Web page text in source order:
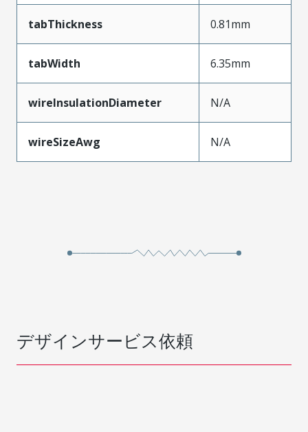
tabThickness 0.81mm
tabWidth 6.35mm
wireInsulationDiameter N/A
wireSizeAwg N/A
デザインサービス依頼